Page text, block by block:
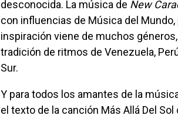
desconocida. La música de New
con influencias de Música del
inspiración viene de muchos
tradición de ritmos de Venezuela,
Sur.
Y para todos los amantes de la música y de lo que expresan sus letras, publicamos
el texto de la canción Más Allá Del